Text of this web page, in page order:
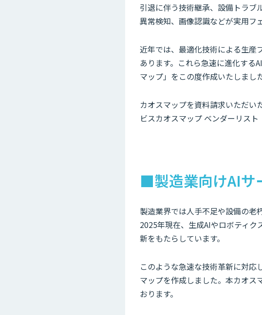
引退に伴う技術継承、設備トラブ
異常検知、画像認識などが実用フ
近年では、最適化技術による生産
あります。これら急速に進化する
マップ」をこの度作成いたしました
カオスマップを資料請求いただい
ビスカオスマップ ベンダーリスト
■製造業向けAIサ
製造業界では人手不足や設備の老
2025年現在、生成AIやロボティ
新をもたらしています。
このような急速な技術革新に対
マップを作成しました。本カオス
おります。